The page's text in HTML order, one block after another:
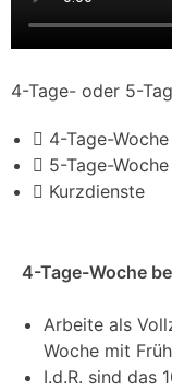
4-Tage- oder 5-
4-Tage-Woche
5-Tage-Woche
Kurzdienste
4-Tage-Woche
Arbeite als
Woche mit
I.d.R. sind das